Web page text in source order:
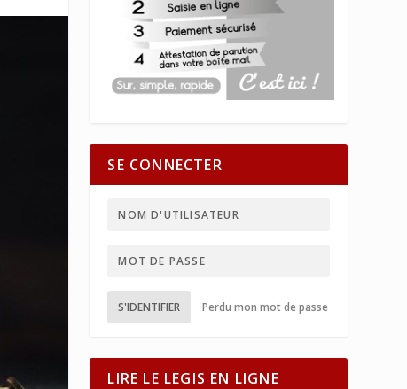
SE CONNECTER
S'IDENTIFIER Perdu mon mot de passe
LIRE LE LEGIS EN LIGNE